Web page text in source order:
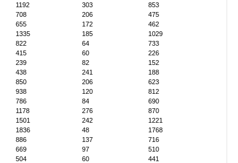
1192 303
853
708 206
475
655 172
462
1335 185
1029
822 64
733
415 60
226
239 82
152
438 241
188
850 206
623
938 120
812
786 84
690
1178 276
870
1501 242
1221
1836 48
1768
886 137
716
669 97
510
504 60
441